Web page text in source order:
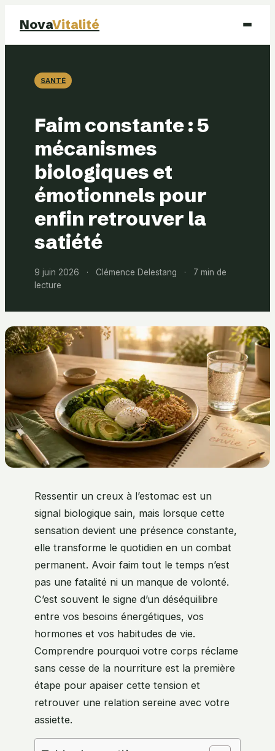
NovaVitalité
Santé
Bien-être
SANTÉ
Faim constante : 5
mécanismes
biologiques et
émotionnels pour
enfin retrouver la
satiété
9 juin 2026 · Clémence Delestang ·
7 min de
lecture
Ressentir un creux à l’estomac est un
signal biologique sain, mais lorsque cette
sensation devient une présence constante,
elle transforme le quotidien en un combat
permanent. Avoir faim tout le temps n’est
pas une fatalité ni un manque de volonté.
C’est souvent le signe d’un déséquilibre
entre vos besoins énergétiques, vos
hormones et vos habitudes de vie.
Comprendre pourquoi votre corps réclame
sans cesse de la nourriture est la première
étape pour apaiser cette tension et
retrouver une relation sereine avec votre
assiette.